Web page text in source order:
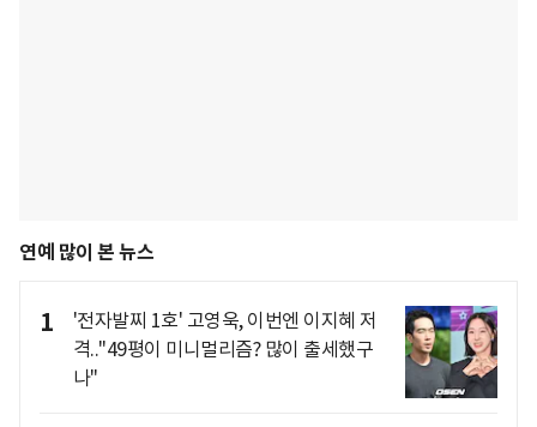
연예 많이 본 뉴스
1
'전자발찌 1호' 고영욱, 이번엔 이지혜 저
격.."49평이 미니멀리즘? 많이 출세했구
나"